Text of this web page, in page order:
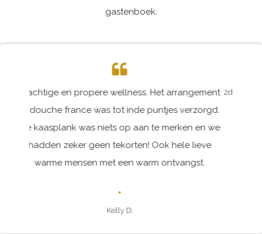
gastenboek.
2de maal geweest heel vriendelijke eigenaars. Alles altijd
tot in de puntjes perfect!